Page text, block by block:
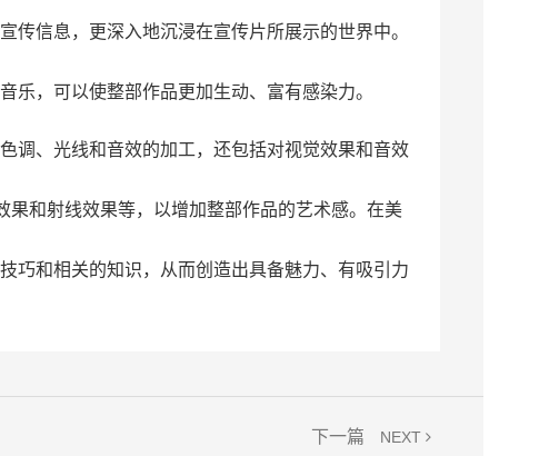
信息，更深入地沉浸在宣传片所展示的世界中。
，可以使整部作品更加生动、富有感染力。
调、光线和音效的加工，还包括对视觉效果和音效
果和射线效果等，以增加整部作品的艺术感。在美
巧和相关的知识，从而创造出具备魅力、有吸引力
NEXT
下一篇